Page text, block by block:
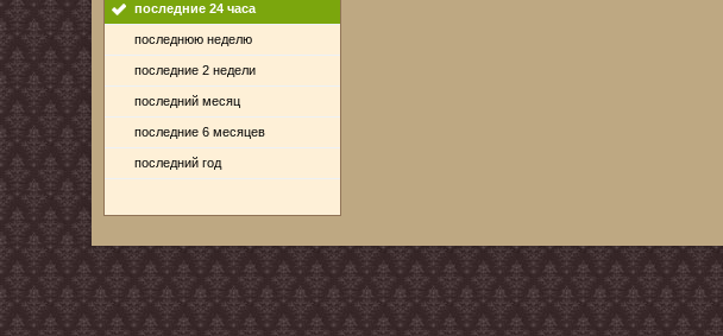
последние 24 часа
последнюю неделю
последние 2 недели
последний месяц
последние 6 месяцев
последний год